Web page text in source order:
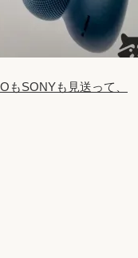
もSONYも見送って、